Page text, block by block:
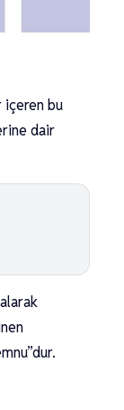
içeren bu
dair